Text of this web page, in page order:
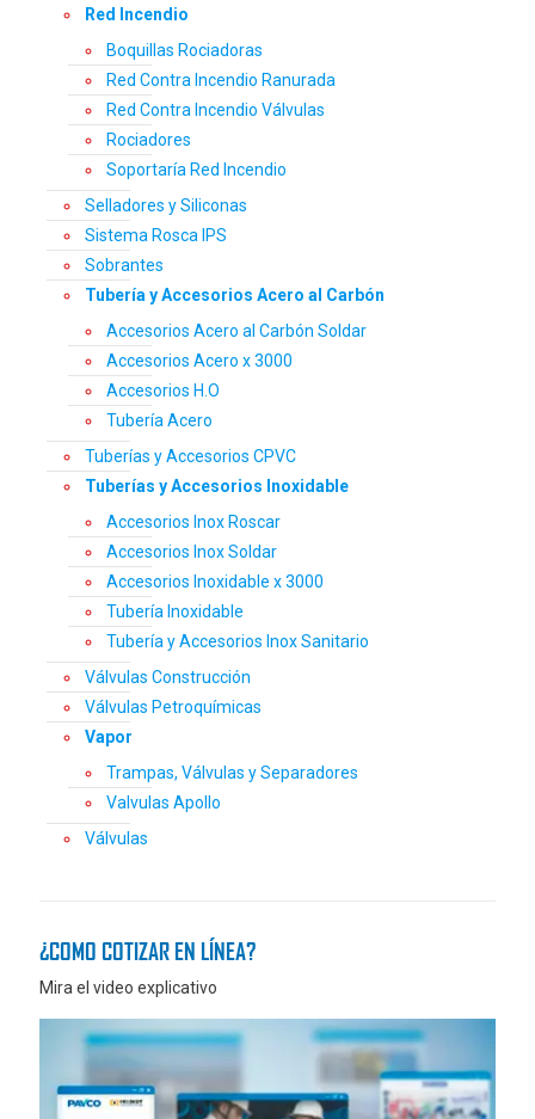
Red Incendio
Boquillas Rociadoras
Red Contra Incendio Ranurada
Red Contra Incendio Válvulas
Rociadores
Soportaría Red Incendio
Selladores y Siliconas
Sistema Rosca IPS
Sobrantes
Tubería y Accesorios Acero al Carbón
Accesorios Acero al Carbón Soldar
Accesorios Acero x 3000
Accesorios H.O
Tubería Acero
Tuberías y Accesorios CPVC
Tuberías y Accesorios Inoxidable
Accesorios Inox Roscar
Accesorios Inox Soldar
Accesorios Inoxidable x 3000
Tubería Inoxidable
Tubería y Accesorios Inox Sanitario
Válvulas Construcción
Válvulas Petroquímicas
Vapor
Trampas, Válvulas y Separadores
Valvulas Apollo
Válvulas
¿COMO COTIZAR EN LÍNEA?
Mira el video explicativo